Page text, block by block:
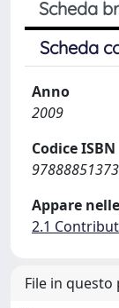
Scheda
Scheda
Anno
2009
Codice ISBN
Appare
2.1
File in